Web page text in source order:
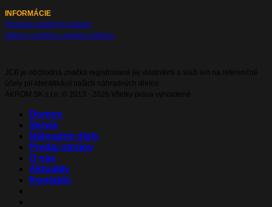
INFORMÁCIE
Ochrana osobných údajov
Súbory cookies a správa súhlasu
JCB je obchodná značka registrovaná jej vlastníkmi a slúži len na referenčné
účely pri identifikácií našich náhradných dielov.
AKROM SK s.r.o. © 2013 - 2026 Všetky práva vyhradené
Domov
Servis
Náhradné diely
Predaj strojov
O nás
Aktuality
Kontakty